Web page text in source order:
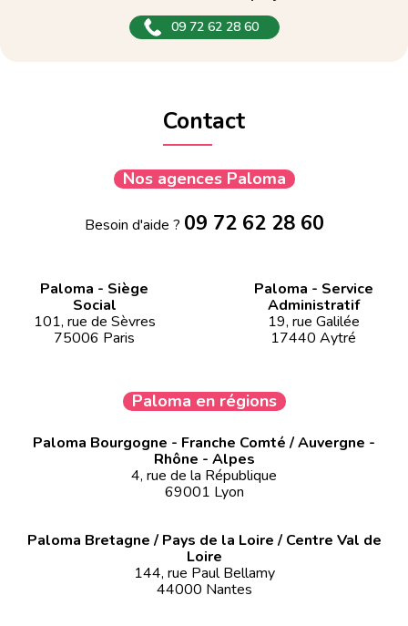
09 72 62 28 60
Contact
Nos agences Paloma
Besoin d'aide ? 09 72 62 28 60
Paloma - Siège
Social
101, rue de Sèvres
75006 Paris
Paloma - Service
Administratif
19, rue Galilée
17440 Aytré
Paloma en régions
Paloma Bourgogne - Franche Comté / Auvergne -
Rhône - Alpes
4, rue de la République
69001 Lyon
Paloma Bretagne / Pays de la Loire / Centre Val de
Loire
144, rue Paul Bellamy
44000 Nantes